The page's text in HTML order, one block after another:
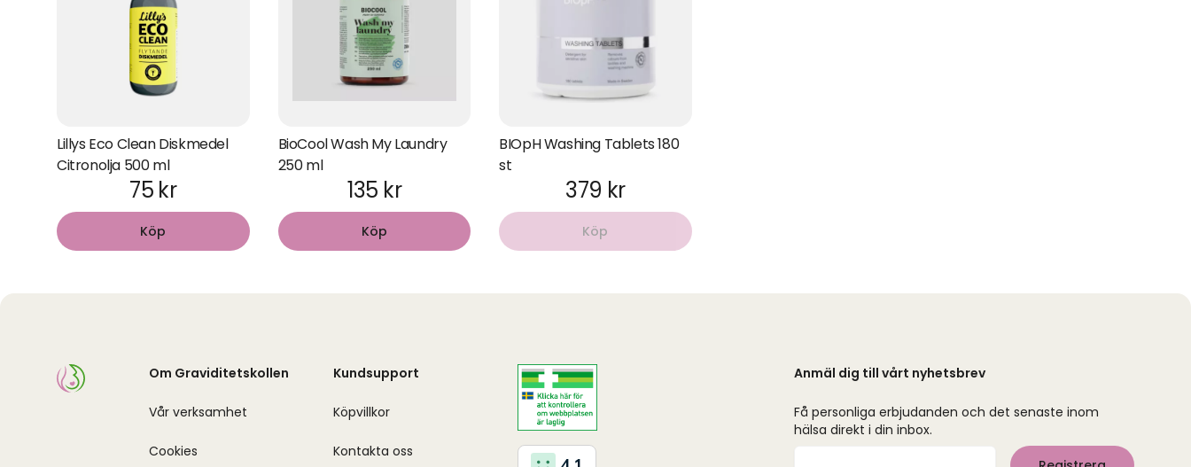
Lillys Eco Clean Diskmedel
Citronolja 500 ml
75 kr
Köp
BioCool Wash My Laundry
250 ml
135 kr
Köp
BIOpH Washing Tablets 180
st
379 kr
Köp
Om Graviditetskollen
Vår verksamhet
Cookies
Kundsupport
Köpvillkor
Kontakta oss
Anmäl dig till vårt nyhetsbrev
Få personliga erbjudanden och det senaste inom
hälsa direkt i din inbox.